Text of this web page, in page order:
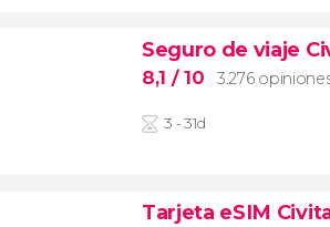
Seguro de viaje
8,1 / 10 3.276
3 - 31d
Tarjeta eSIM